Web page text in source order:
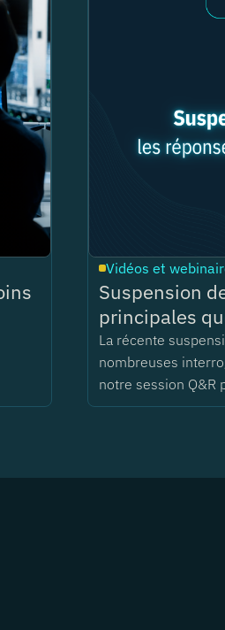
Vidéos et
Suspension
principales
La récente
nombreuses
notre session Q&R